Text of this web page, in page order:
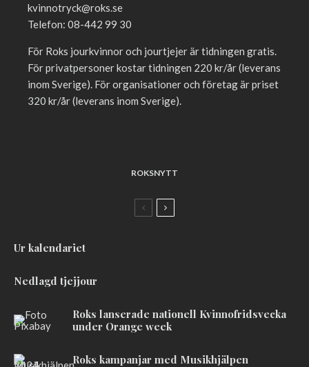
kvinnotryck@roks.se
Telefon: 08-442 99 30
För Roks jourkvinnor och jourtjejer är tidningen gratis.
För privatpersoner kostar tidningen 220 kr/år (leverans
inom Sverige). För organisationer och företag är priset
320 kr/år (leverans inom Sverige).
ROKSNYTT
Ur kalendariet
Nedlagd tjejjour
Roks lanserade nationell Kvinnofridsvecka
under Orange week
Roks kampanjar med Musikhjälpen